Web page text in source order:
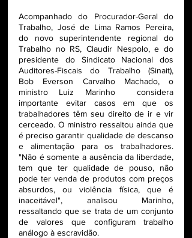
Acompanhado do Procurador-Geral do
Trabalho, José de Lima Ramos Pereira,
do novo superintendente regional do
Trabalho no RS, Claudir Nespolo, e do
presidente do Sindicato Nacional dos
Auditores-Fiscais do Trabalho (Sinait),
Bob Everson Carvalho Machado, o
ministro Luiz Marinho  considera
importante evitar casos em que os
trabalhadores têm seu direito de ir e vir
cerceado. O ministro ressaltou ainda que
é preciso garantir qualidade de descanso
e alimentação para os trabalhadores.
"Não é somente a ausência da liberdade,
tem que ter qualidade de pouso, não
pode ter venda de produtos com preços
absurdos, ou violência física, que é
inaceitável", analisou Marinho,
ressaltando que se trata de um conjunto
de valores que configuram trabalho
análogo à escravidão.